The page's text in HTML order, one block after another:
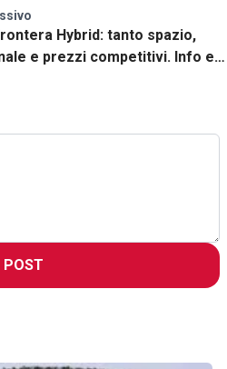
Hybrid: tanto spazio,
e prezzi competitivi. Info e
POST